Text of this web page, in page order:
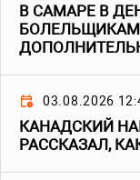
В САМАРЕ В
БОЛЕЛЬЩИКАМ
03.08.2026
КАНАДСКИЙ
РАССКАЗАЛ,